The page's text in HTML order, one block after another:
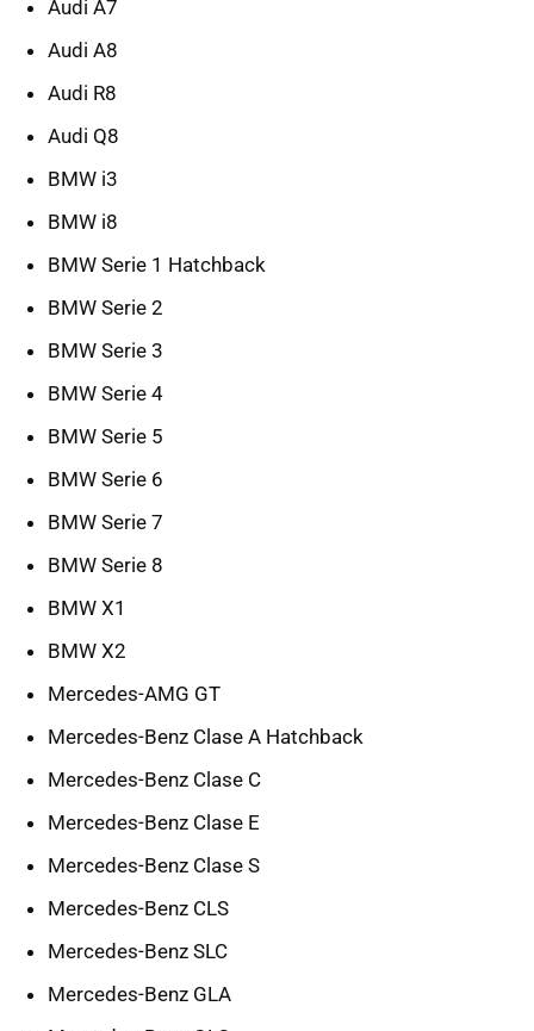
Audi A7
Audi A8
Audi R8
Audi Q8
BMW i3
BMW i8
BMW Serie 1 Hatchback
BMW Serie 2
BMW Serie 3
BMW Serie 4
BMW Serie 5
BMW Serie 6
BMW Serie 7
BMW Serie 8
BMW X1
BMW X2
Mercedes-AMG GT
Mercedes-Benz Clase A Hatchback
Mercedes-Benz Clase C
Mercedes-Benz Clase E
Mercedes-Benz Clase S
Mercedes-Benz CLS
Mercedes-Benz SLC
Mercedes-Benz GLA